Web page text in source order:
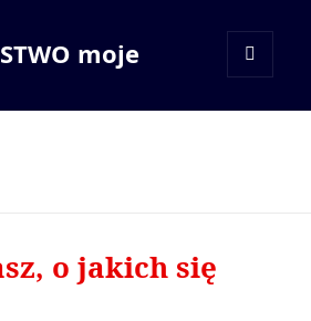
moje
o jakich się